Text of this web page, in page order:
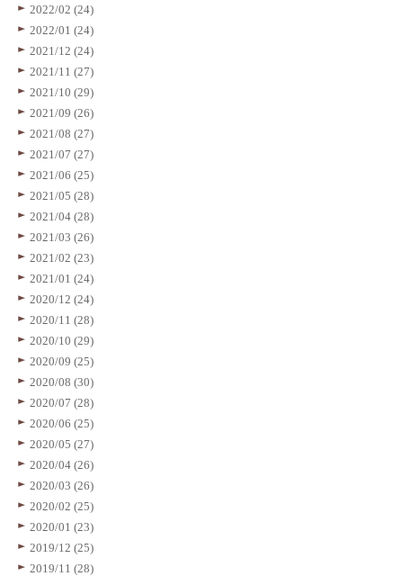
2022/02 (24)
2022/01 (24)
2021/12 (24)
2021/11 (27)
2021/10 (29)
2021/09 (26)
2021/08 (27)
2021/07 (27)
2021/06 (25)
2021/05 (28)
2021/04 (28)
2021/03 (26)
2021/02 (23)
2021/01 (24)
2020/12 (24)
2020/11 (28)
2020/10 (29)
2020/09 (25)
2020/08 (30)
2020/07 (28)
2020/06 (25)
2020/05 (27)
2020/04 (26)
2020/03 (26)
2020/02 (25)
2020/01 (23)
2019/12 (25)
2019/11 (28)